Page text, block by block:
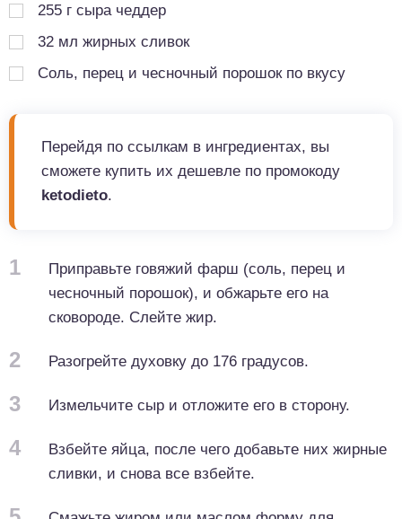
255 г сыра чеддер
32 мл жирных сливок
Соль, перец и чесночный порошок по вкусу
Перейдя по ссылкам в ингредиентах, вы
сможете купить их дешевле по промокоду
ketodieto.
1
Приправьте говяжий фарш (соль, перец и
чесночный порошок), и обжарьте его на
сковороде. Слейте жир.
2 Разогрейте духовку до 176 градусов.
3 Измельчите сыр и отложите его в сторону.
4
Взбейте яйца, после чего добавьте них жирные
сливки, и снова все взбейте.